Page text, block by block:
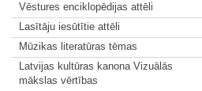
Vēstures enciklopēdijas attēli
Lasītāju iesūtītie attēli
Mūzikas literatūras tēmas
Latvijas kultūras kanona Vizuālās
mākslas vērtības